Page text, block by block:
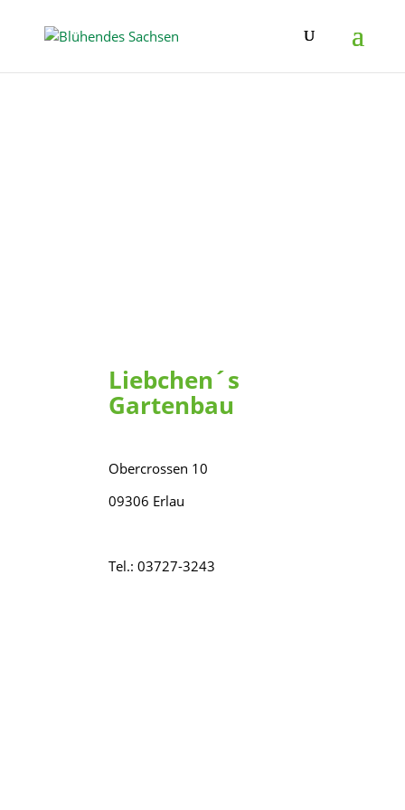
Liebchen´s
Gartenbau
Obercrossen 10
09306 Erlau
Tel.: 03727-3243